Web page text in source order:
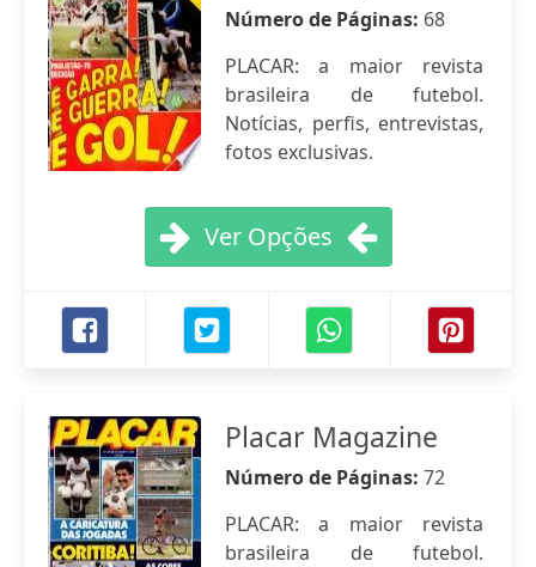
Número de Páginas: 68
PLACAR: a maior revista
brasileira de futebol.
Notícias, perfis, entrevistas,
fotos exclusivas.
Ver Opções
Placar Magazine
Número de Páginas: 72
PLACAR: a maior revista
brasileira de futebol.